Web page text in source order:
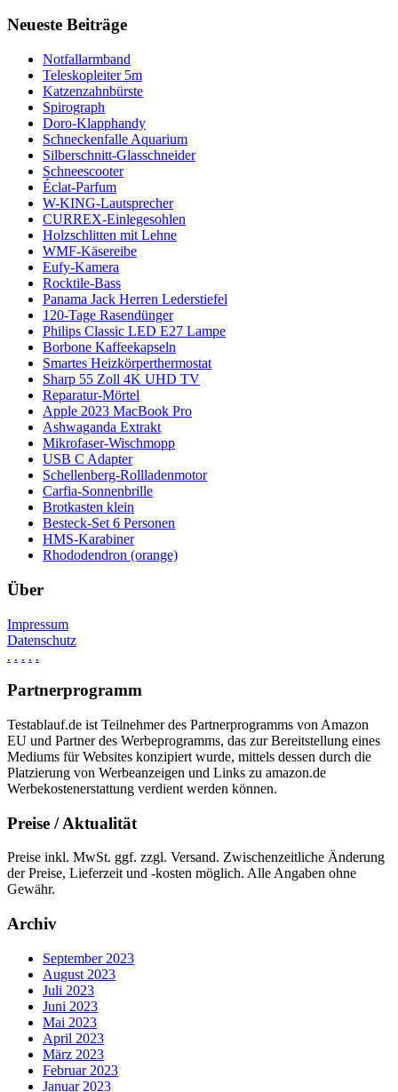
Neueste Beiträge
Notfallarmband
Teleskopleiter 5m
Katzenzahnbürste
Spirograph
Doro-Klapphandy
Schneckenfalle Aquarium
Silberschnitt-Glasschneider
Schneescooter
Éclat-Parfum
W-KING-Lautsprecher
CURREX-Einlegesohlen
Holzschlitten mit Lehne
WMF-Käsereibe
Eufy-Kamera
Rocktile-Bass
Panama Jack Herren Lederstiefel
120-Tage Rasendünger
Philips Classic LED E27 Lampe
Borbone Kaffeekapseln
Smartes Heizkörperthermostat
Sharp 55 Zoll 4K UHD TV
Reparatur-Mörtel
Apple 2023 MacBook Pro
Ashwaganda Extrakt
Mikrofaser-Wischmopp
USB C Adapter
Schellenberg-Rollladenmotor
Carfia-Sonnenbrille
Brotkasten klein
Besteck-Set 6 Personen
HMS-Karabiner
Rhododendron (orange)
Über
Impressum
Datenschutz
. . . . .
Partnerprogramm
Testablauf.de ist Teilnehmer des Partnerprogramms von Amazon
EU und Partner des Werbeprogramms, das zur Bereitstellung eines
Mediums für Websites konzipiert wurde, mittels dessen durch die
Platzierung von Werbeanzeigen und Links zu amazon.de
Werbekostenerstattung verdient werden können.
Preise / Aktualität
Preise inkl. MwSt. ggf. zzgl. Versand. Zwischenzeitliche Änderung
der Preise, Lieferzeit und -kosten möglich. Alle Angaben ohne
Gewähr.
Archiv
September 2023
August 2023
Juli 2023
Juni 2023
Mai 2023
April 2023
März 2023
Februar 2023
Januar 2023